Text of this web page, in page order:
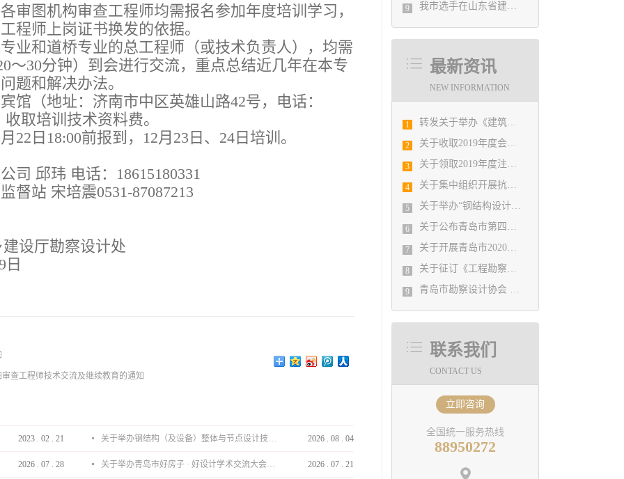
9 我市选手在山东省建筑设计BIM技术应用技能竞赛取得佳绩
最新资讯
NEW INFORMATION
1 转发关于举办《建筑电气与智能化通用规范》 GB55024-2022公益宣贯的通知
2 关于收取2019年度会费的通知
3 关于领取2019年度注册结构工程师、注册土木工程师(岩土)考试报名发票的通知
4 关于集中组织开展抗击疫情工作宣传的通知
5 关于举办“钢结构设计疑难问题解析和规范实施、执行过程中疑难问题处理、工程实例分析”专题研讨班通知
6 关于公布青岛市第四批深基坑工程评审专家的通知
7 关于开展青岛市2020年度勘察设计行业 优秀企业、优秀企业管理者、先进工作者 评选活动的通知
8 关于征订《工程勘察设计行业年度发展研究报告（2020）》的通知
9 青岛市勘察设计协会 关于公布2021年度青岛市优秀工程勘察设计成果竞赛评选结果的通知
联系我们
CONTACT US
立即咨询
全国统一服务热线
88950272
图机构审查工程师均需报名参加年度培训学习，
程师上岗证书换发的依据。
和道桥专业的总工程师（或技术负责人），均需
～30分钟）到会进行交流，重点总结近几年在本专
题和解决办法。
（地址：济南市中区英雄山路42号，电话：
取培训技术资料费。
月 22 日 18:00前报到， 12月 23 日、 24 日培训。
司 邱玮 电话： 18615180331
督站 宋培震0531-87087213
勘察设计处
日
查工程师技术交流及继续教育的通知
2023 . 02 . 21 关于举办钢结构（及设备）整体与节点设计技术分享会的通知 2026 . 08 . 04
2026 . 07 . 28 关于举办青岛市好房子 · 好设计学术交流大会的通知 2026 . 07 . 21